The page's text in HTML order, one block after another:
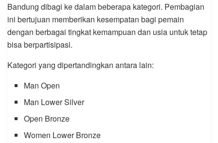
Bandung dibagi ke dalam beberapa kategori. Pembagian
ini bertujuan memberikan kesempatan bagi pemain
dengan berbagai tingkat kemampuan dan usia untuk tetap
bisa berpartisipasi.
Kategori yang dipertandingkan antara lain:
Man Open
Man Lower Silver
Open Bronze
Women Lower Bronze